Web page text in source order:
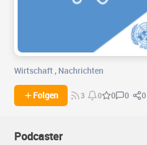
Wirtschaft , Nachrichten
Folgen 3 0 0 0 0
Podcaster